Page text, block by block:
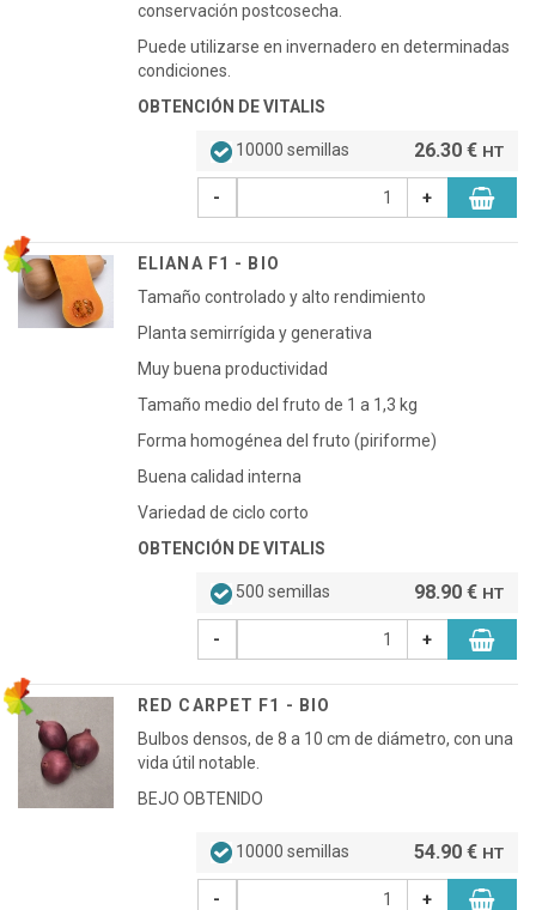
conservación postcosecha.
Puede utilizarse en invernadero en determinadas
condiciones.
OBTENCIÓN DE VITALIS
10000 semillas 26.30 € HT
- +
ELIANA F1 - BIO
Tamaño controlado y alto rendimiento
Planta semirrígida y generativa
Muy buena productividad
Tamaño medio del fruto de 1 a 1,3 kg
Forma homogénea del fruto (piriforme)
Buena calidad interna
Variedad de ciclo corto
OBTENCIÓN DE VITALIS
500 semillas 98.90 € HT
- +
RED CARPET F1 - BIO
Bulbos densos, de 8 a 10 cm de diámetro, con una
vida útil notable.
BEJO OBTENIDO
10000 semillas 54.90 € HT
- +